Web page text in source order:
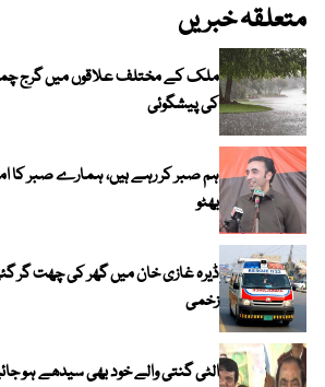
متعلقہ خبریں
ملک کے مختلف علاقوں میں گرج
کی پیشگوئی
ہم صبر کر رہے ہیں، ہمارے صبر کا
بھٹو
زخمی
الٹی گنتی والے خود بھی سیدھے ہو